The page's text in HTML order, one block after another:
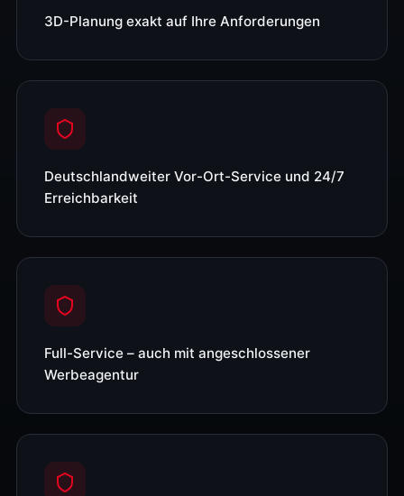
3D-Planung exakt auf Ihre Anforderungen
Deutschlandweiter Vor-Ort-Service und 24/7
Erreichbarkeit
Full-Service – auch mit angeschlossener
Werbeagentur